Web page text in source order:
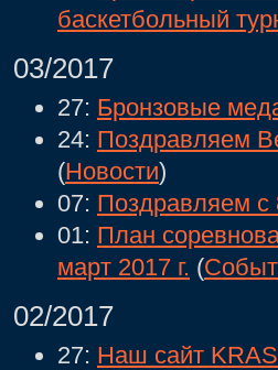
баскетбольный
03/2017
27: Бронзовые
24: Поздравляем
(Новости)
07: Поздравляем с
01: План
март 2017 г. (
02/2017
27: Наш сайт